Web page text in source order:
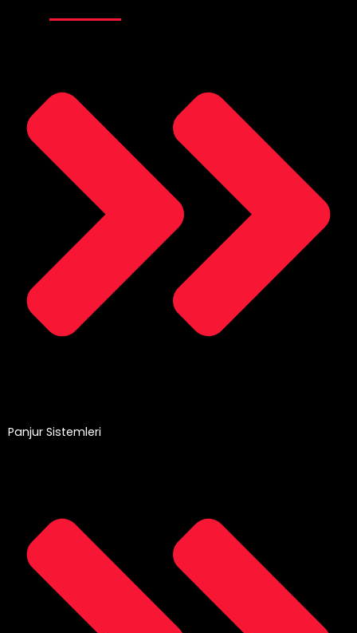
Panjur Sistemleri